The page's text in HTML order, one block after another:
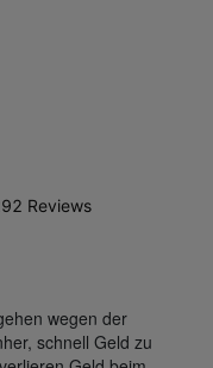
wegen der
schnell Geld zu